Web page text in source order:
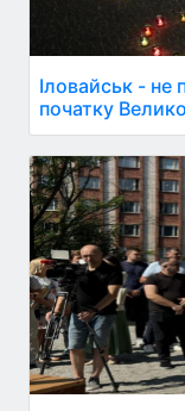
Іловайськ - не
початку